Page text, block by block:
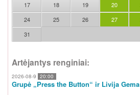
17
18 19 20
24
25 26 27
31
Artėjantys renginiai:
2026-08-9 20:00
Grupė „Press the Button“ ir Livija Gema